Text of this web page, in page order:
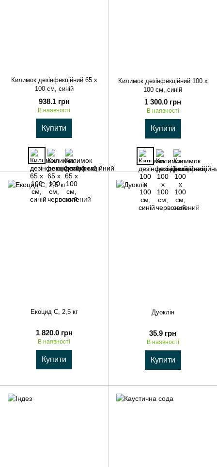
Килимок дезінфекційний 65 х
100 см, синій
938.1 грн
В наявності
Купити
Килимок дезінфекційний 100 х
100 см, синій
1 300.0 грн
В наявності
Купити
Екоцид С, 2,5 кг
1 820.0 грн
В наявності
Купити
Дуоклін
35.9 грн
В наявності
Купити